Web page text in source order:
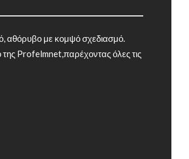
αθόρυβο με κομψό σχεδιασμό.
Profelmnet,παρέχοντας όλες τις